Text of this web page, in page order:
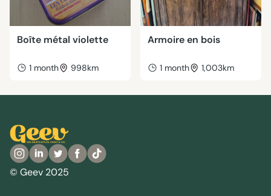
Boîte métal violette
1 month 998km
Armoire en bois
1 month 1,003km
© Geev 2025